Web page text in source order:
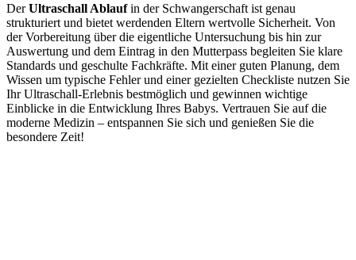
DerUltraschall Ablaufin der Schwangerschaft ist genau
strukturiert und bietet werdenden Eltern wertvolle Sicherheit. Von
der Vorbereitung über die eigentliche Untersuchung bis hin zur
Auswertung und dem Eintrag in den Mutterpass begleiten Sie klare
Standards und geschulte Fachkräfte. Mit einer guten Planung, dem
Wissen um typische Fehler und einer gezielten Checkliste nutzen Sie
Ihr Ultraschall-Erlebnis bestmöglich und gewinnen wichtige
Einblicke in die Entwicklung Ihres Babys. Vertrauen Sie auf die
moderne Medizin – entspannen Sie sich und genießen Sie die
besondere Zeit!